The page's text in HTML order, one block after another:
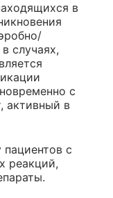
в
случаях,
с
активный в
с
реакций,